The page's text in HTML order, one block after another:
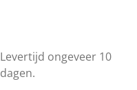
Levertijd ongeveer 10
dagen.